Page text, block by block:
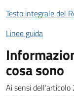
Testo integrale del
Linee guida
cosa sono
Ai sensi